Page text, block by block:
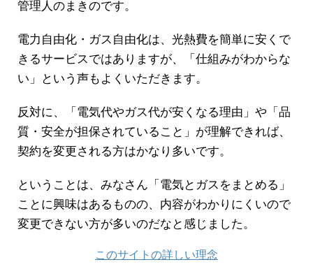
管理人のまきのです。
電力自由化・ガス自由化は、光熱費を簡単に安くで
きるサービスではありますが、「仕組みがわからな
い」という声もよくいただきます。
反対に、「電気代やガス代が安くなる理由」や「品
質・安全が担保されていること」が理解できれば、
契約を変更される方はかなり多いです。
ということは、みなさん「電気とガスをまとめる」
ことに興味はあるものの、内容がわかりにくいので
変更できない方が多いのだなと感じました。
このサイトの詳しい理念